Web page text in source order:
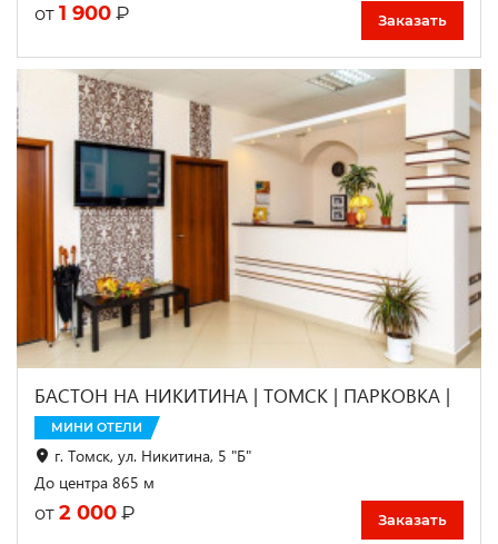
от 1 900 ₽ Заказать
БАСТОН НА НИКИТИНА | ТОМСК | ПАРКОВКА |
МИНИ ОТЕЛИ
г. Томск, ул. Никитина, 5 "Б"
До центра 865 м
от 2 000 ₽ Заказать